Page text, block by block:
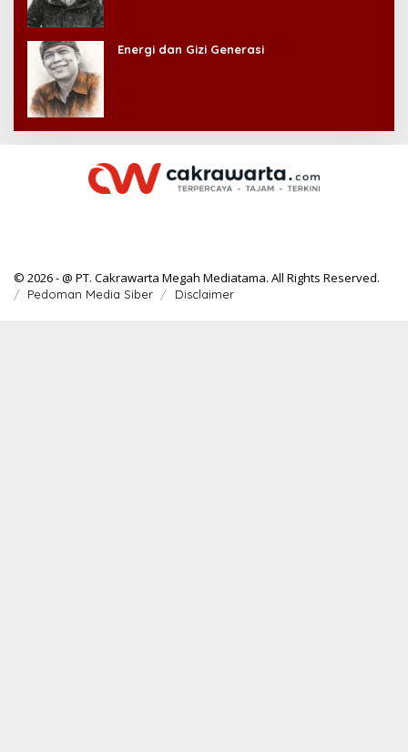
Energi dan Gizi Generasi
© 2026 - @ PT. Cakrawarta Megah Mediatama. All Rights Reserved.
Pedoman Media Siber Disclaimer